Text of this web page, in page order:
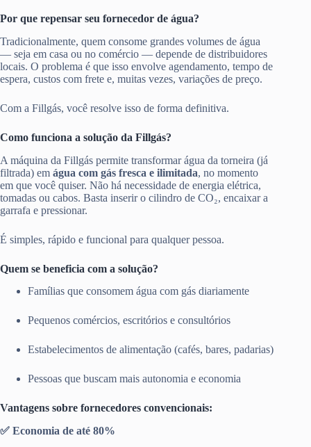
Por que repensar seu fornecedor de água?
Tradicionalmente, quem consome grandes volumes de água
— seja em casa ou no comércio — depende de distribuidores
locais. O problema é que isso envolve agendamento, tempo de
espera, custos com frete e, muitas vezes, variações de preço.
Com a Fillgás, você resolve isso de forma definitiva.
Como funciona a solução da Fillgás?
A máquina da Fillgás permite transformar água da torneira (já
filtrada) em água com gás fresca e ilimitada, no momento
em que você quiser. Não há necessidade de energia elétrica,
tomadas ou cabos. Basta inserir o cilindro de CO₂, encaixar a
garrafa e pressionar.
É simples, rápido e funcional para qualquer pessoa.
Quem se beneficia com a solução?
Famílias que consomem água com gás diariamente
Pequenos comércios, escritórios e consultórios
Estabelecimentos de alimentação (cafés, bares, padarias)
Pessoas que buscam mais autonomia e economia
Vantagens sobre fornecedores convencionais:
✅ Economia de até 80%